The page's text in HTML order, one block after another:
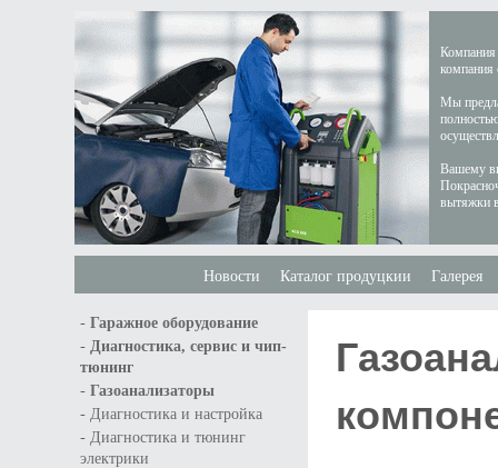
Компания
компания
Мы
Вашему
вытяжки
Новости Каталог продуцкии Галерея
- Гаражное оборудование
- Диагностика, сервис и чип-
тюнинг
- Газоанализаторы
- Диагностика и настройка
- Диагностика и тюнинг
электрики